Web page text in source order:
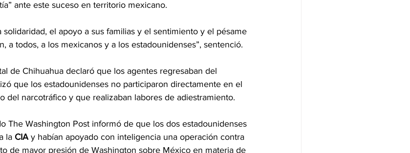
ante este suceso en territorio mexicano.
solidaridad, el apoyo a sus familias y el sentimiento y el pésame
a todos, a los mexicanos y a los estadounidenses”, sentenció.
de Chihuahua declaró que los agentes regresaban del
que los estadounidenses no participaron directamente en el
del narcotráfico y que realizaban labores de adiestramiento.
The Washington Post informó de que los dos estadounidenses
la CIA y habían apoyado con inteligencia una operación contra
de mayor presión de Washington sobre México en materia de